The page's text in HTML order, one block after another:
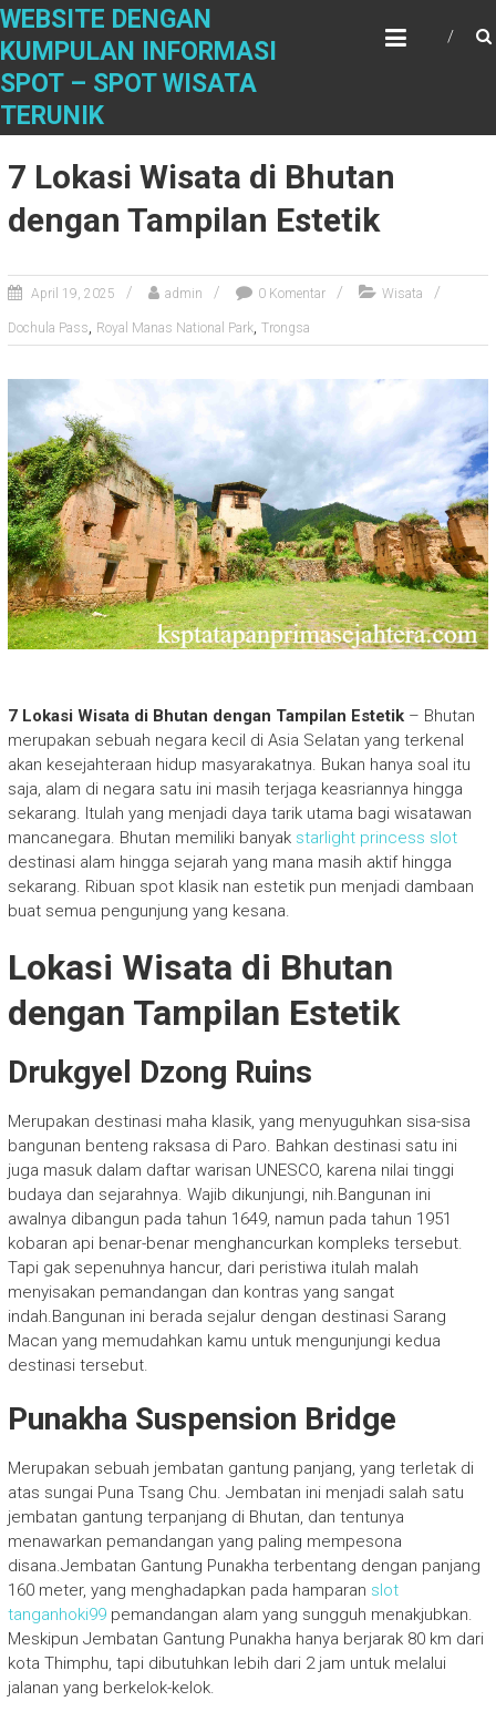
S
i
p
t
o
WEBSITE DENGAN
KUMPULAN INFORMASI
SPOT – SPOT WISATA
TERUNIK
7 Lokasi Wisata di Bhutan
dengan Tampilan Estetik
April 19, 2025 admin 0 Komentar Wisata
Dochula Pass, Royal Manas National Park, Trongsa
7 Lokasi Wisata di Bhutan dengan Tampilan Estetik– Bhutan
merupakan sebuah negara kecil di Asia Selatan yang terkenal
akan kesejahteraan hidup masyarakatnya. Bukan hanya soal itu
saja, alam di negara satu ini masih terjaga keasriannya hingga
sekarang. Itulah yang menjadi daya tarik utama bagi wisatawan
mancanegara. Bhutan memiliki banyak starlight princess slot
destinasi alam hingga sejarah yang mana masih aktif hingga
sekarang. Ribuan spot klasik nan estetik pun menjadi dambaan
buat semua pengunjung yang kesana.
Lokasi Wisata di Bhutan
dengan Tampilan Estetik
Drukgyel Dzong Ruins
Merupakan destinasi maha klasik, yang menyuguhkan sisa-sisa
bangunan benteng raksasa di Paro. Bahkan destinasi satu ini
juga masuk dalam daftar warisan UNESCO, karena nilai tinggi
budaya dan sejarahnya. Wajib dikunjungi, nih.Bangunan ini
awalnya dibangun pada tahun 1649, namun pada tahun 1951
kobaran api benar-benar menghancurkan kompleks tersebut.
Tapi gak sepenuhnya hancur, dari peristiwa itulah malah
menyisakan pemandangan dan kontras yang sangat
indah.Bangunan ini berada sejalur dengan destinasi Sarang
Macan yang memudahkan kamu untuk mengunjungi kedua
destinasi tersebut.
Punakha Suspension Bridge
Merupakan sebuah jembatan gantung panjang, yang terletak di
atas sungai Puna Tsang Chu. Jembatan ini menjadi salah satu
jembatan gantung terpanjang di Bhutan, dan tentunya
menawarkan pemandangan yang paling mempesona
disana.Jembatan Gantung Punakha terbentang dengan panjang
160 meter, yang menghadapkan pada hamparan slot
tanganhoki99pemandangan alam yang sungguh menakjubkan.
Meskipun Jembatan Gantung Punakha hanya berjarak 80 km dari
kota Thimphu, tapi dibutuhkan lebih dari 2 jam untuk melalui
jalanan yang berkelok-kelok.